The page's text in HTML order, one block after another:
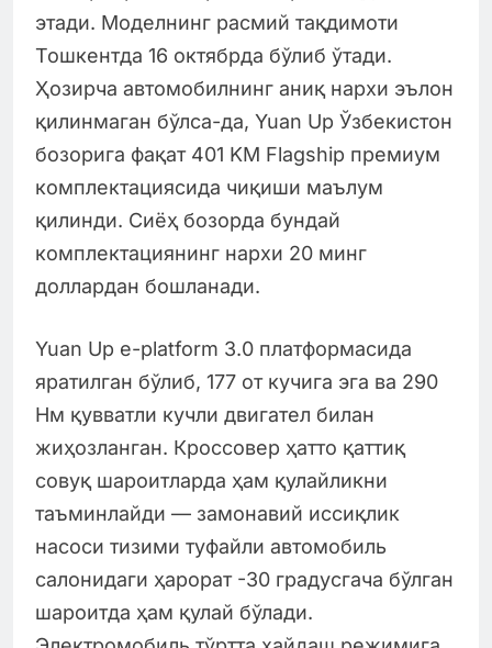
этади. Моделнинг расмий тақдимоти
Тошкентда 16 октябрда бўлиб ўтади.
Ҳозирча автомобилнинг аниқ нархи эълон
қилинмаган бўлса-да, Yuan Up Ўзбекистон
бозорига фақат 401 KM Flagship премиум
комплектациясида чиқиши маълум
қилинди. Сиёҳ бозорда бундай
комплектациянинг нархи 20 минг
доллардан бошланади.
Yuan Up e-platform 3.0 платформасида
яратилган бўлиб, 177 от кучига эга ва 290
Нм қувватли кучли двигател билан
жиҳозланган. Кроссовер ҳатто қаттиқ
совуқ шароитларда ҳам қулайликни
таъминлайди — замонавий иссиқлик
насоси тизими туфайли автомобиль
салонидаги ҳарорат -30 градусгача бўлган
шароитда ҳам қулай бўлади.